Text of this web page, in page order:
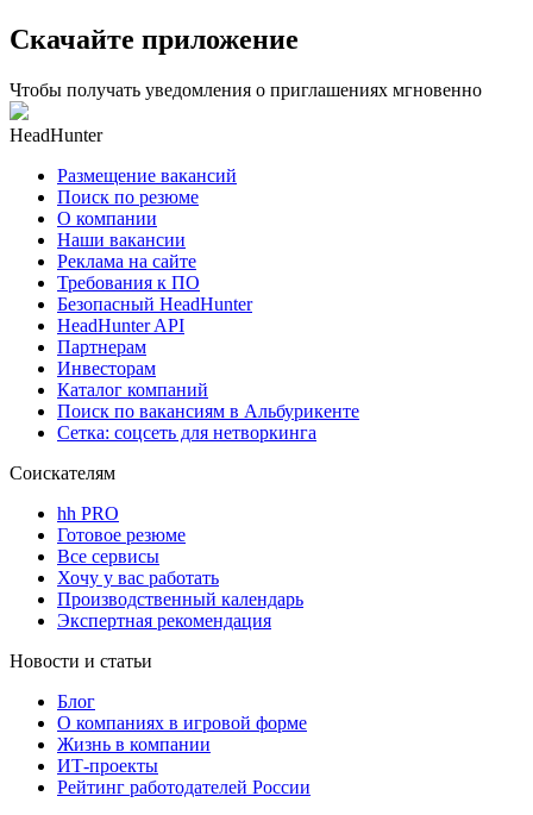
Скачайте приложение
Чтобы получать уведомления о приглашениях мгновенно
HeadHunter
Размещение вакансий
Поиск по резюме
О компании
Наши вакансии
Реклама на сайте
Требования к ПО
Безопасный HeadHunter
HeadHunter API
Партнерам
Инвесторам
Каталог компаний
Поиск по вакансиям в Альбурикенте
Сетка: соцсеть для нетворкинга
Соискателям
hh PRO
Готовое резюме
Все сервисы
Хочу у вас работать
Производственный календарь
Экспертная рекомендация
Новости и статьи
Блог
О компаниях в игровой форме
Жизнь в компании
ИТ-проекты
Рейтинг работодателей России